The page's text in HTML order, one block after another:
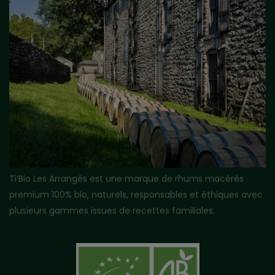
Ti’Bio Les Arrangés est une marque de rhums macérés
premium 100% bio, naturels, responsables et éthiques avec
plusieurs gammes issues de recettes familiales.